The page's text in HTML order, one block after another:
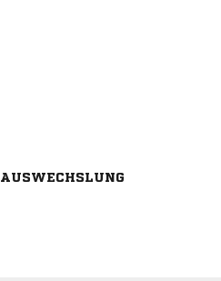
AUSWECHSLUNG